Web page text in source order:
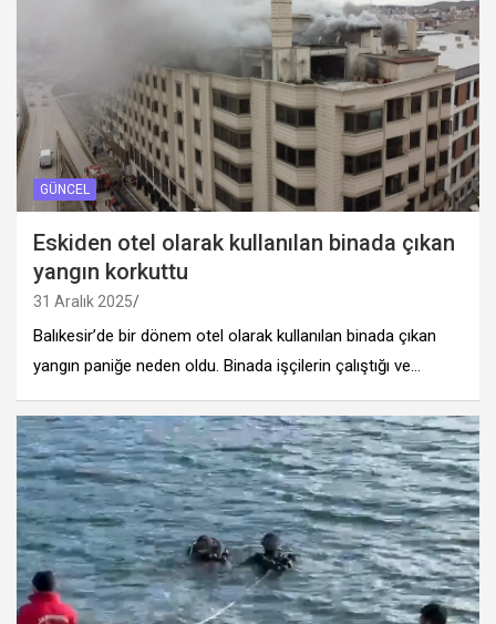
GÜNCEL
Eskiden otel olarak kullanılan binada çıkan
yangın korkuttu
31 Aralık 2025
Balıkesir’de bir dönem otel olarak kullanılan binada çıkan
yangın paniğe neden oldu. Binada işçilerin çalıştığı ve…